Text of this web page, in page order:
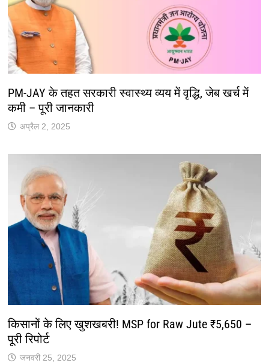
PM-JAY के तहत सरकारी स्वास्थ्य व्यय में वृद्धि, जेब खर्च में
कमी – पूरी जानकारी
अप्रैल 2, 2025
किसानों के लिए खुशखबरी! MSP for Raw Jute ₹5,650 –
पूरी रिपोर्ट
जनवरी 25, 2025